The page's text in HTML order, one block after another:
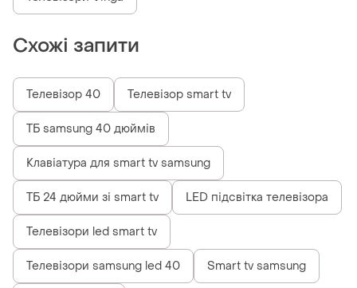
Схожі запити
Телевізор 40 Телевізор smart tv
ТБ samsung 40 дюймів
Клавіатура для smart tv samsung
ТБ 24 дюйми зі smart tv LED підсвітка телевізора
Телевізори led smart tv
Телевізори samsung led 40 Smart tv samsung